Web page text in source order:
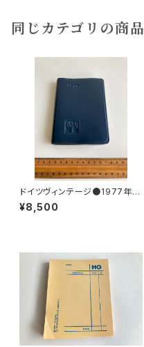
同じカテゴリの商品
ドイツヴィンテージ●1977年ポ
ケットカレンダーKDT手帳未使
用DDR
¥8,500